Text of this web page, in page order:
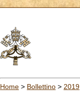
Home > Bollettino > 2019